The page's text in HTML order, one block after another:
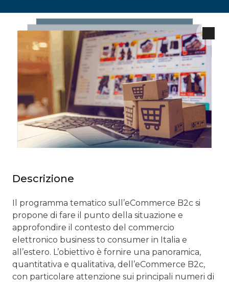
Descrizione
Il programma tematico sull’eCommerce B2c si
propone di fare il punto della situazione e
approfondire il contesto del commercio
elettronico business to consumer in Italia e
all’estero. L’obiettivo è fornire una panoramica,
quantitativa e qualitativa, dell’eCommerce B2c,
con particolare attenzione sui principali numeri di